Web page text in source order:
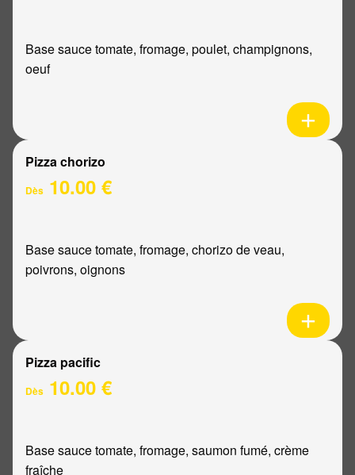
Base sauce tomate, fromage, poulet, champignons,
oeuf
Pizza chorizo
Dès 10.00 €
Base sauce tomate, fromage, chorizo de veau,
poivrons, oignons
Pizza pacific
Dès 10.00 €
Base sauce tomate, fromage, saumon fumé, crème
fraîche